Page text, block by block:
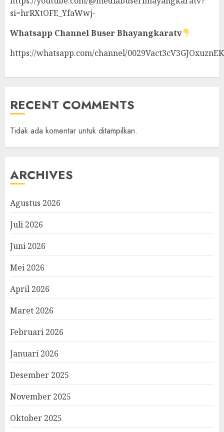
si=hrRXtOFE_YfaWwj-
Whatsapp ChannelBuser Bhayangkaratv
https://whatsapp.com/channel/
RECENT COMMENTS
Tidak ada komentar untuk ditampilkan.
ARCHIVES
Agustus 2026
Juli 2026
Juni 2026
Mei 2026
April 2026
Maret 2026
Februari 2026
Januari 2026
Desember 2025
November 2025
Oktober 2025